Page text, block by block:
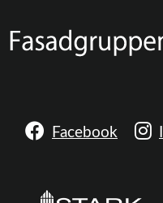
Facebook